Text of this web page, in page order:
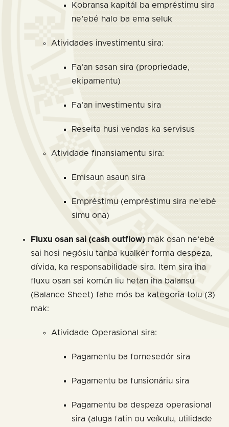
Kobransa kapitál ba empréstimu sira
ne’ebé halo ba ema seluk
Atividades investimentu sira:
Fa’an sasan sira (propriedade,
ekipamentu)
Fa’an investimentu sira
Reseita husi vendas ka servisus
Atividade finansiamentu sira:
Emisaun asaun sira
Empréstimu (empréstimu sira ne’ebé
simu ona)
Fluxu osan sai (cash outflow) mak osan ne’ebé
sai hosi negósiu tanba kualkér forma despeza,
dívida, ka responsabilidade sira. Item sira iha
fluxu osan sai komún liu hetan iha balansu
(Balance Sheet) fahe mós ba kategoria tolu (3)
mak:
Atividade Operasional sira:
Pagamentu ba fornesedór sira
Pagamentu ba funsionáriu sira
Pagamentu ba despeza operasional
sira (aluga fatin ou veíkulu, utilidade